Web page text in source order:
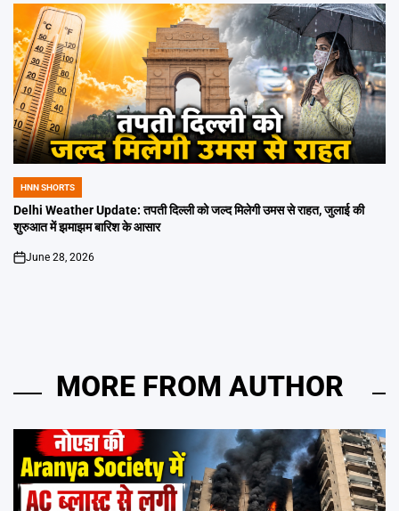
POSTED
IN
HNN SHORTS
Delhi Weather Update: तपती दिल्ली को जल्द मिलेगी उमस से राहत, जुलाई की
शुरुआत में झमाझम बारिश के आसार
on
June 28, 2026
MORE FROM AUTHOR